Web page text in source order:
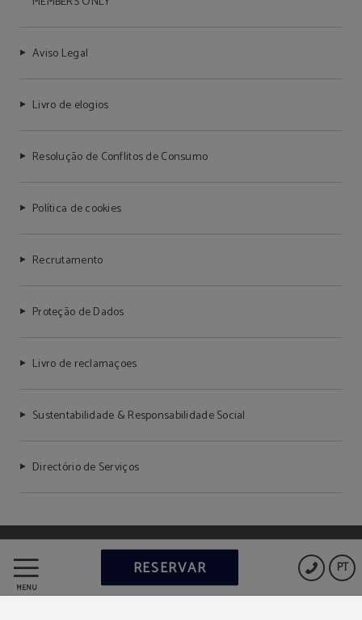
MENU
PT
RESERVAR
Aviso Legal
Livro de elogios
Resolução de Conflitos de Consumo
Política de cookies
Recrutamento
Proteção de Dados
Livro de reclamaçoes
Sustentabilidade & Responsabilidade Social
Directório de Serviços
Powered by Keytel
Compra segura